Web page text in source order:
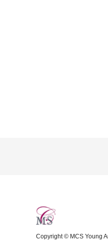
Copyright © MCS Young